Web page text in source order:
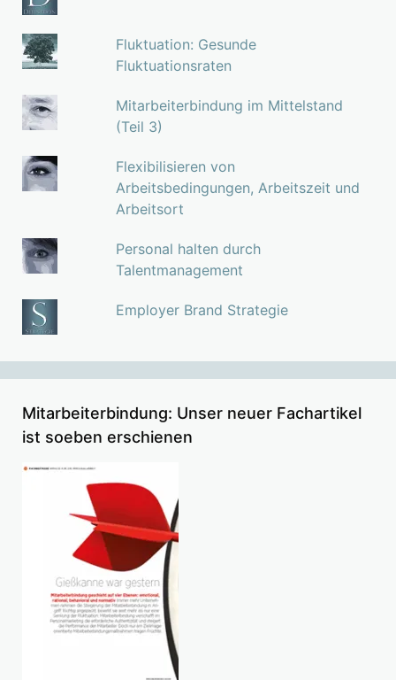
Fluktuation: Gesunde
Fluktuationsraten
Mitarbeiterbindung im Mittelstand
(Teil 3)
Flexibilisieren von
Arbeitsbedingungen, Arbeitszeit und
Arbeitsort
Personal halten durch
Talentmanagement
Employer Brand Strategie
Mitarbeiterbindung: Unser neuer Fachartikel
ist soeben erschienen